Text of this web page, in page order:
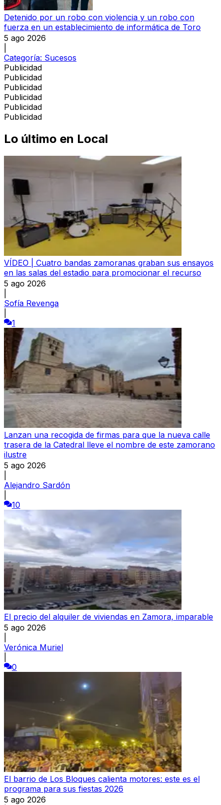
Detenido por un robo con violencia y un robo con
fuerza en un establecimiento de informática de Toro
5 ago 2026
Categoría: Sucesos
Publicidad
Publicidad
Publicidad
Publicidad
Publicidad
Publicidad
Lo último en Local
VÍDEO | Cuatro bandas zamoranas graban sus ensayos
en las salas del estadio para promocionar el recurso
5 ago 2026
Sofía Revenga
1
Lanzan una recogida de firmas para que la nueva calle
trasera de la Catedral lleve el nombre de este zamorano
ilustre
5 ago 2026
Alejandro Sardón
10
El precio del alquiler de viviendas en Zamora, imparable
5 ago 2026
Verónica Muriel
0
El barrio de Los Bloques calienta motores: este es el
programa para sus fiestas 2026
5 ago 2026